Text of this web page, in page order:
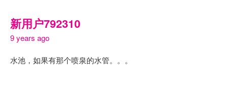
新用户792310
9 years ago
水池，如果有那个喷泉的水管。。。